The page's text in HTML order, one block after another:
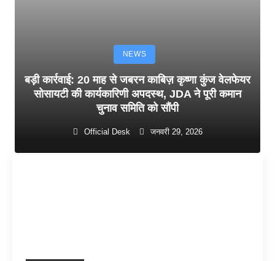
NEWS
बड़ी कार्रवाई: 20 माह से जबरन काबिज़ कृष्णा कुंज वेलफेयर
सोसायटी की कार्यकारिणी अपदस्थ, JDA ने पूरी कमान
चुनाव समिति को सौंपी
Official Desk जनवरी 29, 2026